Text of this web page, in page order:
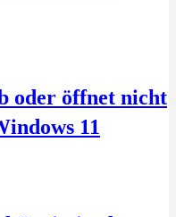
oder öffnet nicht
11